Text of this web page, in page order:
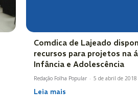
Comdica de Lajeado
recursos para projetos na
Infância e Adolescência
Redação Folha Popular - 5 de abril de 2018
Leia mais